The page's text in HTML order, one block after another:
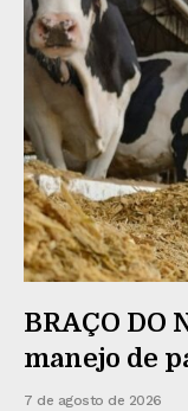
BRAÇO DO
manejo de
7 de agosto de 2026